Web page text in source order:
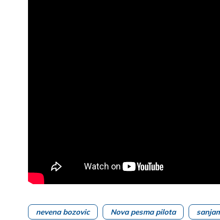
nevena bozovic Nova pesma pilota